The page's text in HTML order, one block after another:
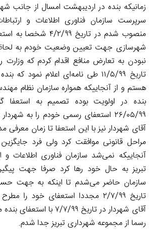
زمانیکه بنده در اردیبهشت امسال از جانب
سرپرست سازمان فناوری اطلاعات و
منصوب شدم در تاریخ ۴/۲/
شهرسازی جهت تعیین وضعیت خودم به
نبودن به تعارض منافع اقدام کردم که
تاریخ ۱۱/۵/۹۹ طی نامه‌ای اعلام نمود
هستم و از آنجاییکه همواره سازمان نظام
بنده در اولویت بوده تصمیم به استعفا
۲۶/۰۵/۹۹ استعفای رسمی خودم را به
آقای شهردار نیز با این استعفا تا زمان
مراحل قانونی موافقت کرد ولی فرد
آنجاییکه نمی‌شد سازمان فناوری اطلاعات و
تبریز به حال خود رها کرد صرفا جهت
سازمان حاضر می‌شدم تا اینکه به جهت
تاریخ ۲/۷/۹۹ مجددا استعفای خود را
آقای شهردار در تاریخ ۷/۷/۹۹
رسما از مجموعه شهرداری تبریز جدا شدم.